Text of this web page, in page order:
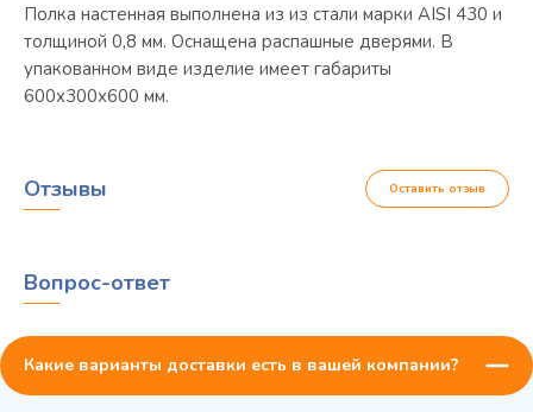
Полка настенная выполнена из из стали марки AISI 430 и
толщиной 0,8 мм. Оснащена распашные дверями. В
упакованном виде изделие имеет габариты
600х300х600 мм.
Отзывы Оставить отзыв
Вопрос-ответ
Какие варианты доставки есть в вашей компании?